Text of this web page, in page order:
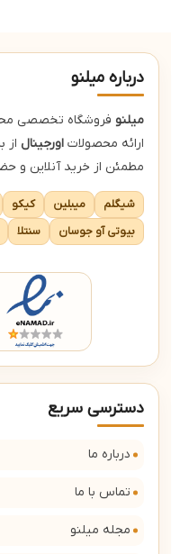
درباره میلنو
میلنو فروشگاه تخصصی
ارائه محصولات اورجینال از
مطمئن از خرید آنلاین و
شیگلم میبلین کیکو
بیوتی آو جوسان
سنتلا
دسترسی سریع
درباره ما
تماس با ما
مجله میلنو